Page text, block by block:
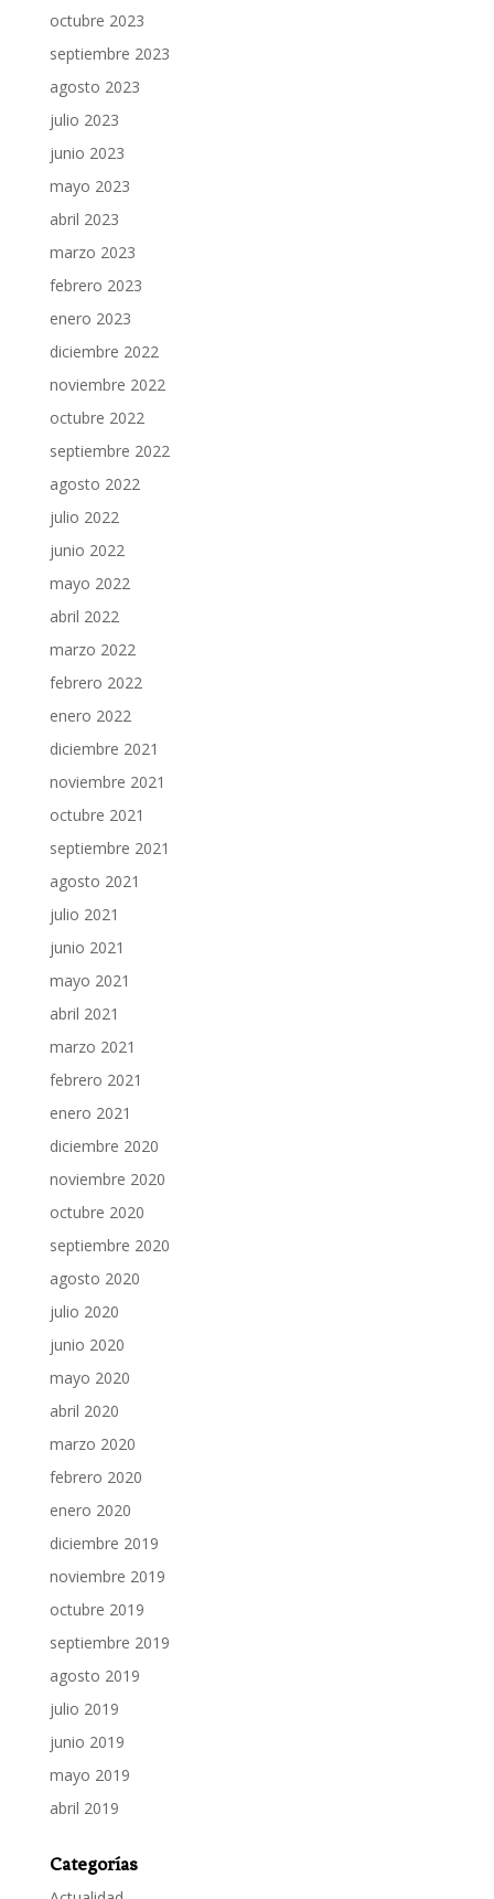
octubre 2023
septiembre 2023
agosto 2023
julio 2023
junio 2023
mayo 2023
abril 2023
marzo 2023
febrero 2023
enero 2023
diciembre 2022
noviembre 2022
octubre 2022
septiembre 2022
agosto 2022
julio 2022
junio 2022
mayo 2022
abril 2022
marzo 2022
febrero 2022
enero 2022
diciembre 2021
noviembre 2021
octubre 2021
septiembre 2021
agosto 2021
julio 2021
junio 2021
mayo 2021
abril 2021
marzo 2021
febrero 2021
enero 2021
diciembre 2020
noviembre 2020
octubre 2020
septiembre 2020
agosto 2020
julio 2020
junio 2020
mayo 2020
abril 2020
marzo 2020
febrero 2020
enero 2020
diciembre 2019
noviembre 2019
octubre 2019
septiembre 2019
agosto 2019
julio 2019
junio 2019
mayo 2019
abril 2019
Categorías